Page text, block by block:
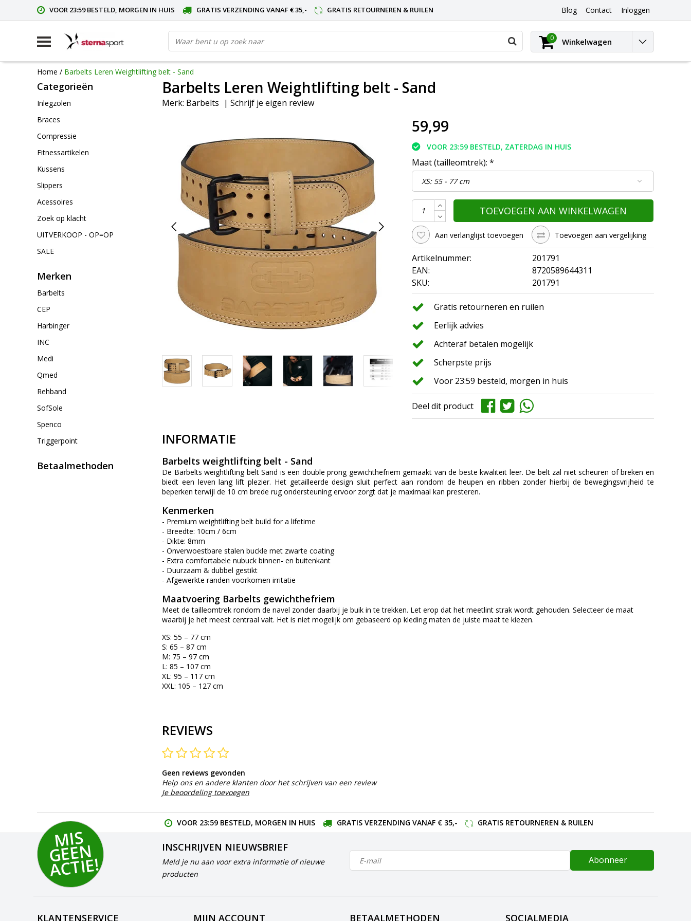
VOOR 23:59 BESTELD, MORGEN IN HUIS GRATIS VERZENDING VANAF € 35,- GRATIS RETOURNEREN & RUILEN Blog Contact Inloggen
0 Winkelwagen
Home / Barbelts Leren Weightlifting belt - Sand
Categorieën
Inlegzolen
Braces
Compressie
Fitnessartikelen
Kussens
Slippers
Acessoires
Zoek op klacht
UITVERKOOP - OP=OP
SALE
Merken
Barbelts
CEP
Harbinger
INC
Medi
Qmed
Rehband
SofSole
Spenco
Triggerpoint
Betaalmethoden
Barbelts Leren Weightlifting belt - Sand
Merk: Barbelts | Schrijf je eigen review
59,99
VOOR 23:59 BESTELD, ZATERDAG IN HUIS
Maat (tailleomtrek): *
TOEVOEGEN AAN WINKELWAGEN
Aan verlanglijst toevoegen Toevoegen aan vergelijking
Artikelnummer:
201791
EAN:
8720589644311
SKU:
201791
Gratis retourneren en ruilen
Eerlijk advies
Achteraf betalen mogelijk
Scherpste prijs
Voor 23:59 besteld, morgen in huis
Deel dit product
INFORMATIE
Barbelts weightlifting belt - Sand
De Barbelts weightlifting belt Sand is een double prong gewichthefriem gemaakt van de beste kwaliteit leer. De belt zal niet scheuren of breken en
biedt een leven lang lift plezier. Het getailleerde design sluit perfect aan rondom de heupen en ribben zonder hierbij de bewegingsvrijheid te
beperken terwijl de 10 cm brede rug ondersteuning ervoor zorgt dat je maximaal kan presteren.
Kenmerken
- Premium weightlifting belt build for a lifetime
- Breedte: 10cm / 6cm
- Dikte: 8mm
- Onverwoestbare stalen buckle met zwarte coating
- Extra comfortabele nubuck binnen- en buitenkant
- Duurzaam & dubbel gestikt
- Afgewerkte randen voorkomen irritatie
Maatvoering Barbelts gewichthefriem
Meet de tailleomtrek rondom de navel zonder daarbij je buik in te trekken. Let erop dat het meetlint strak wordt gehouden. Selecteer de maat
waarbij je het meest centraal valt. Het is niet mogelijk om gebaseerd op kleding maten de juiste maat te kiezen.
XS: 55 – 77 cm
S: 65 – 87 cm
M: 75 – 97 cm
L: 85 – 107 cm
XL: 95 – 117 cm
XXL: 105 – 127 cm
REVIEWS
Geen reviews gevonden
Help ons en andere klanten door het schrijven van een review
Je beoordeling toevoegen
VOOR 23:59 BESTELD, MORGEN IN HUIS GRATIS VERZENDING VANAF € 35,- GRATIS RETOURNEREN & RUILEN
MI
S
G
E
E
N
A
C
TI
E!
INSCHRIJVEN NIEUWSBRIEF
Meld je nu aan voor extra informatie of nieuwe
producten
Abonneer
KLANTENSERVICE MIJN ACCOUNT BETAALMETHODEN SOCIALMEDIA